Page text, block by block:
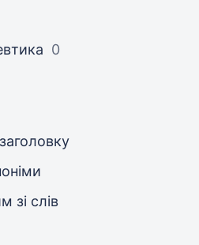
0
зі слів